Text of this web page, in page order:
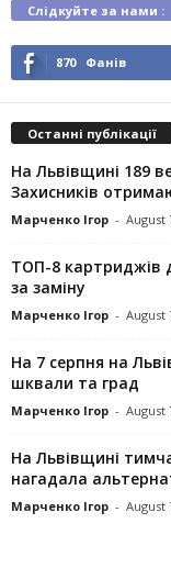
Слідкуйте за нами :
870 Фанів
Останні публікації
На Львівщині 189
Захисників
Марченко Ігор - August
ТОП-8 картриджів
за заміну
Марченко Ігор - August
На 7 серпня на
шквали та град
Марченко Ігор - August
На Львівщині
нагадала
Марченко Ігор - August